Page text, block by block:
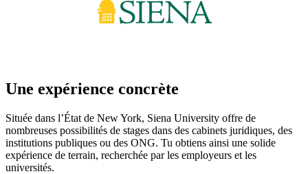
Une expérience concrète
Située dans l’État de New York, Siena University offre de
nombreuses possibilités de stages dans des cabinets juridiques, des
institutions publiques ou des ONG. Tu obtiens ainsi une solide
expérience de terrain, recherchée par les employeurs et les
universités.